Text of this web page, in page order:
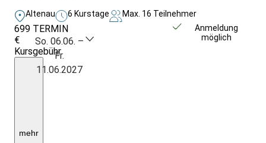
Altenau 6 Kurstage Max. 16 Teilnehmer
699
€
Kursgebühr
5
Begegnungen
mehr
TERMIN
So. 06.06. –
Fr.
11.06.2027
Anmeldung
möglich